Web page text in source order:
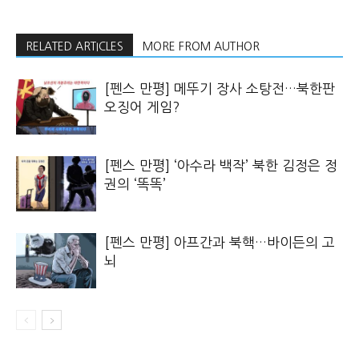
RELATED ARTICLES MORE FROM AUTHOR
[펜스 만평] 메뚜기 장사 소탕전…북한판
오징어 게임?
[펜스 만평] ‘아수라 백작’ 북한 김정은 정
권의 ‘똑똑’
[펜스 만평] 아프간과 북핵…바이든의 고
뇌